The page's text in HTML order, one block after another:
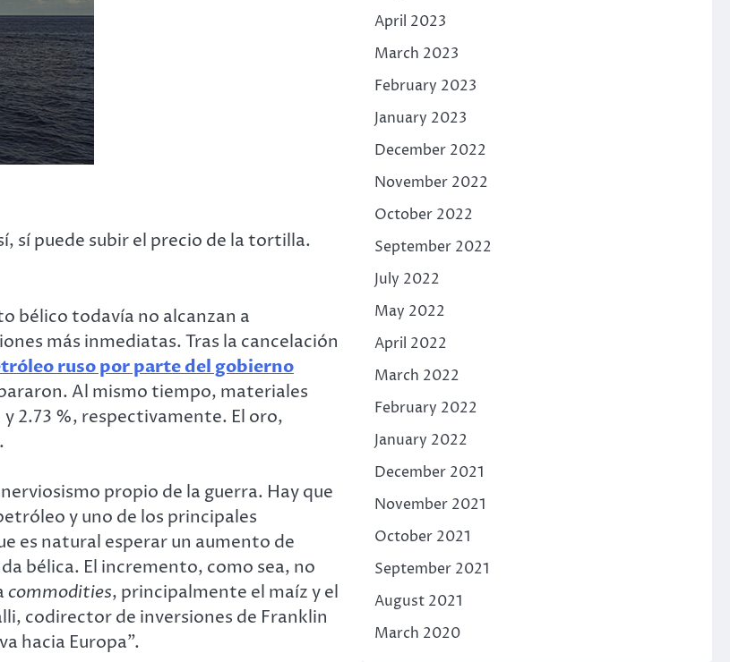
sí puede subir el precio de la tortilla.
bélico todavía no alcanzan a
más inmediatas. Tras la cancelación
ruso por parte del gobierno
Al mismo tiempo, materiales
2.73 %, respectivamente. El oro,
propio de la guerra. Hay que
y uno de los principales
es natural esperar un aumento de
bélica. El incremento, como sea, no
commodities, principalmente el maíz y el
codirector de inversiones de Franklin
hacia Europa”.
April 2023
March 2023
February 2023
January 2023
December 2022
November 2022
October 2022
September 2022
July 2022
May 2022
April 2022
March 2022
February 2022
January 2022
December 2021
November 2021
October 2021
September 2021
August 2021
March 2020